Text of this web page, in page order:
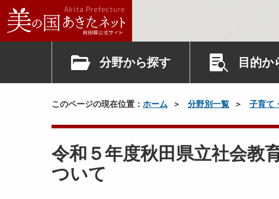
分野から探す 目的か
このページの現在位置： ホーム 分野別一覧 子育て
令和５年度秋田県立社会
ついて